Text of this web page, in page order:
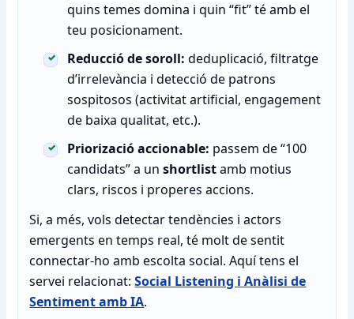
quins temes domina i quin “fit” té amb el
teu posicionament.
Reducció de soroll: deduplicació, filtratge
d’irrelevància i detecció de patrons
sospitosos (activitat artificial, engagement
de baixa qualitat, etc.).
Priorizació accionable: passem de “100
candidats” a unshortlistamb motius
clars, riscos i properes accions.
Si, a més, vols detectar tendències i actors
emergents en temps real, té molt de sentit
connectar-ho amb escolta social. Aquí tens el
servei relacionat:Social Listening i Anàlisi de
Sentiment amb IA.